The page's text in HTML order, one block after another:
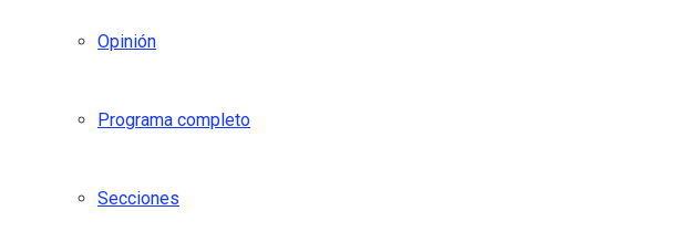
Opinión
Programa completo
Secciones